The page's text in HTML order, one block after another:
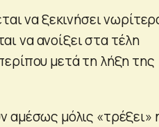
να ξεκινήσει
να ανοίξει στα τέλη
μετά τη λήξη της
αμέσως μόλις «τρέξει»